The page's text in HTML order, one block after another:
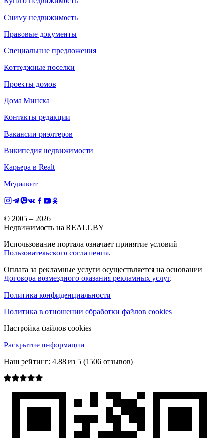
Сниму недвижимость
Правовые документы
Специальные предложения
Коттеджные поселки
Проекты домов
Дома Минска
Контакты редакции
Вакансии риэлтеров
Википедия недвижимости
Карьера в Realt
Медиакит
© 2005 – 2026
Недвижимость на REALT.BY
Использование портала означает принятие условий
Пользовательского соглашения.
Оплата за рекламные услуги осуществляется на основании
Договора возмездного оказания рекламных услуг.
Политика конфиденциальности
Политика в отношении обработки файлов cookies
Настройка файлов cookies
Раскрытие информации
Наш рейтинг: 4.88 из 5 (1506 отзывов)